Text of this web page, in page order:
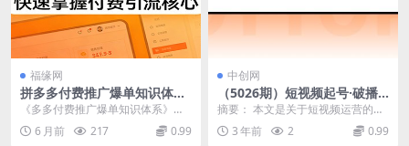
福缘网
拼多多付费推广爆单知识体系
课，快速掌握付费引流核心
《多多付费推广爆单知识体系》是
一套专注拼多多付费投放的实战课
程，以直通车为核心，...
6 月前 217 0.99
中创网
（5026期）短视频起号·破播
放实战运营课，用通俗易懂大
白话带你玩转短视频(短视频运
营实战课程从入门到精通，助
摘要： 本文是关于短视频运营的实
战课程，旨在通过通俗易懂的方式
帮助读者掌握短视频...
3 年前 2 0.99